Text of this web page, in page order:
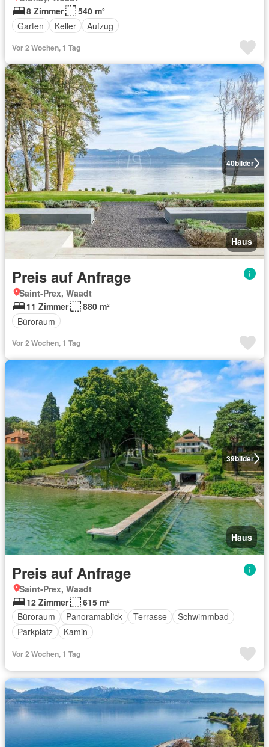
8 Zimmer
540 m²
Garten
Keller Aufzug
Vor 2 Wochen, 1 Tag
40bilder
Haus
Preis auf Anfrage
Saint-Prex, Waadt
11 Zimmer
880 m²
Büroraum
Vor 2 Wochen, 1 Tag
39bilder
Haus
Preis auf Anfrage
Saint-Prex, Waadt
12 Zimmer
615 m²
Büroraum
Panoramablick Terrasse
Schwimmbad
Parkplatz
Kamin
Vor 2 Wochen, 1 Tag